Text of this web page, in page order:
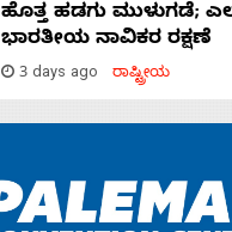
ಹೊತ್ತ ಹಡಗು ಮುಳುಗಡೆ;
ಭಾರತೀಯ ನಾವಿಕರ ರಕ್ಷಣೆ
3 days ago ರಾಷ್ಟ್ರೀಯ